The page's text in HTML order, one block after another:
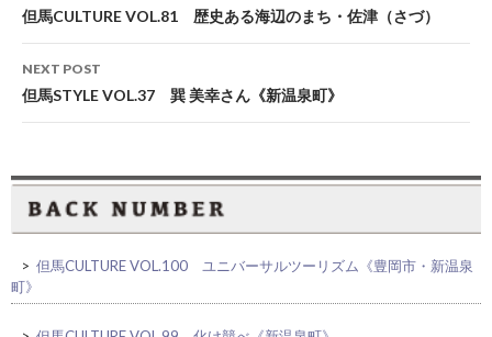
navigation
但馬CULTURE VOL.81 歴史ある海辺のまち・佐津（さづ）
NEXT POST
但馬STYLE VOL.37 巽 美幸さん《新温泉町》
> 但馬CULTURE VOL.100 ユニバーサルツーリズム《豊岡市・新温泉
町》